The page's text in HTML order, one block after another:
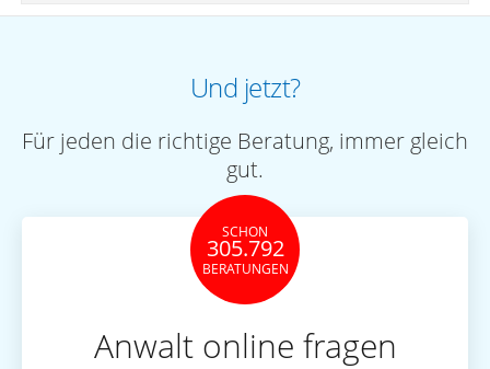
Und jetzt?
Für jeden die richtige Beratung, immer gleich
gut.
SCHON
305.792
BERATUNGEN
Anwalt online fragen